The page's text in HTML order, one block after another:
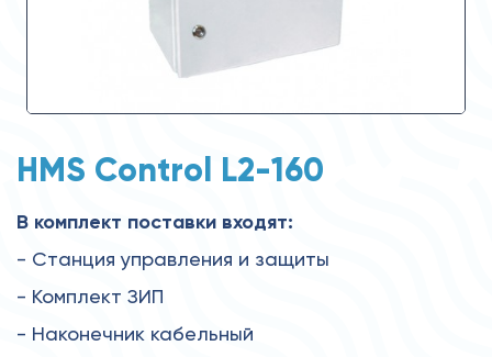
HMS Control L2-160
В комплект поставки входят:
- Станция управления и защиты
- Комплект ЗИП
- Наконечник кабельный